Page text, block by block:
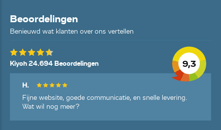
Beoordelingen
Benieuwd wat klanten over ons vertellen
9,3
Kiyoh 24.694 Beoordelingen
H.
Fijne website, goede communicatie, en snelle levering.
Wat wil nog meer?